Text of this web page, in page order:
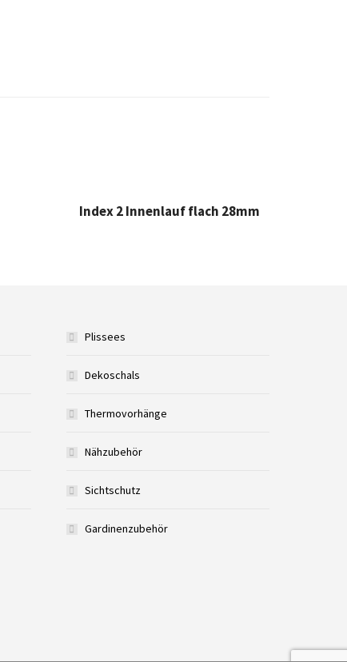
Index 2 Innenlauf flach 28mm
Plissees
Dekoschals
Thermovorhänge
Nähzubehör
Sichtschutz
Gardinenzubehör